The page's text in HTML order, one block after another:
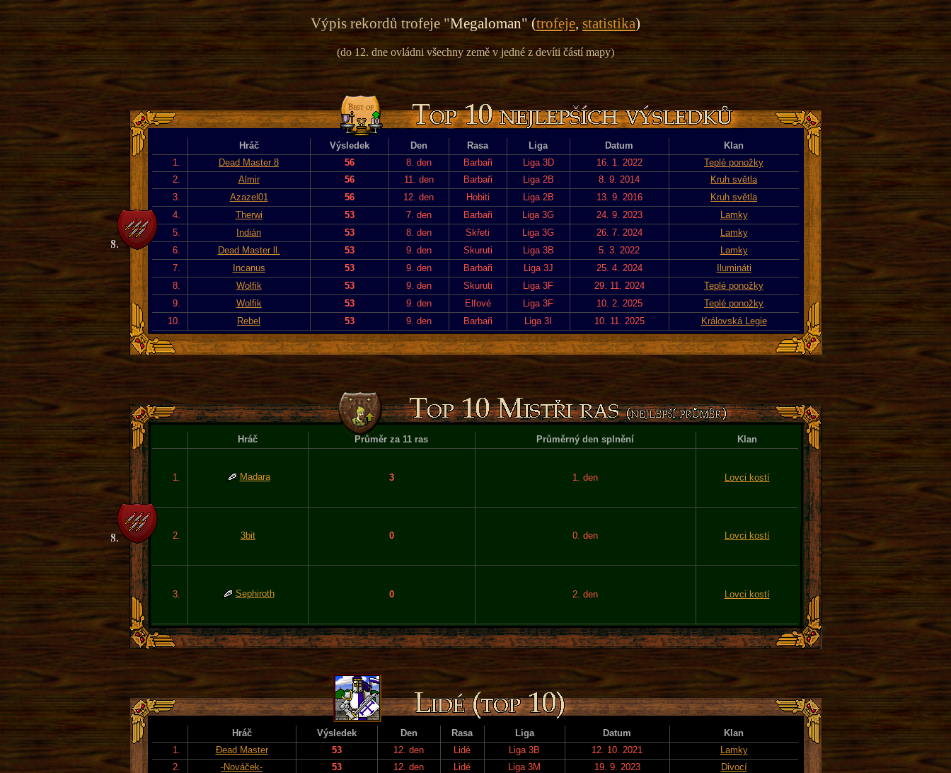
Výpis rekordů trofeje "Megaloman" (trofeje, statistika)
(do 12. dne ovládni všechny země v jedné z devíti částí mapy)
Hráč Výsledek Den Rasa Liga Datum
Klan
1.
Dead Master 8 56 8. den Barbaři Liga 3D 16. 1. 2022
Teplé ponožky
2.
Almir 56 11. den Barbaři Liga 2B 8. 9. 2014
Kruh světla
3.
Azazel01 56 12. den Hobiti Liga 2B 13. 9. 2016
Kruh světla
4.
Therwi 53 7. den Barbaři Liga 3G 24. 9. 2023
Lamky
5.
Indián 53 8. den Skřeti Liga 3G 26. 7. 2024
Lamky
6.
Dead Master ll. 53 9. den Skuruti Liga 3B 5. 3. 2022
Lamky
7.
Incanus 53 9. den Barbaři Liga 3J 25. 4. 2024
Ilumináti
8.
Wolfik 53 9. den Skuruti Liga 3F 29. 11. 2024
Teplé ponožky
9.
Wolfik 53 9. den Elfové Liga 3F 10. 2. 2025
Teplé ponožky
10.
Rebel 53 9. den Barbaři Liga 3I 10. 11. 2025 Královská Legie
Hráč Průměr za 11 ras Průměrný den splnění Klan
1. Madara 3 1. den Lovci kostí
2. 3bit 0 0. den Lovci kostí
3. Sephiroth 0 2. den Lovci kostí
Hráč Výsledek Den Rasa Liga Datum
Klan
1.
Đead Master 53 12. den Lidé Liga 3B 12. 10. 2021
Lamky
2.
-Nováček- 53 12. den Lidé Liga 3M 19. 9. 2023
Divocí